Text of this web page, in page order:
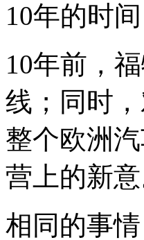
10年的时
10年前，
线；同时
整个欧洲
营上的新意
相同的事